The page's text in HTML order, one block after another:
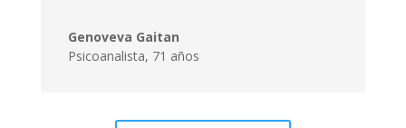
Genoveva Gaitan
Psicoanalista, 71 años